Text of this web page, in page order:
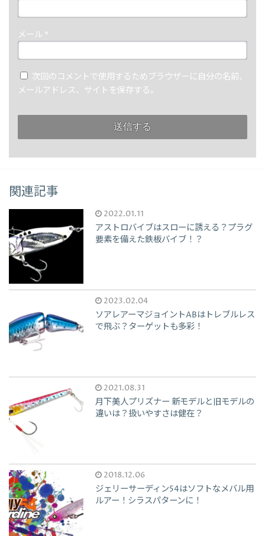
メール *
次回のコメントで使用するためブラウザーに自分の名前、
メールアドレス、サイトを保存する。
関連記事
2022.01.11
アストロバイブはスローに誘える？プラグ
要素を備えた鉄板バイブ！？
2023.02.04
ソアレアーマジョイントABはトレブルレス
で飛ぶ？ターゲットも多彩！
2021.08.31
月下美人プリズナー 新モデルと旧モデルの
違いは？扱いやすさは健在？
2018.12.06
ジェリーサーディン54はソフトなメバル用
ルアー！シラスパターンに！